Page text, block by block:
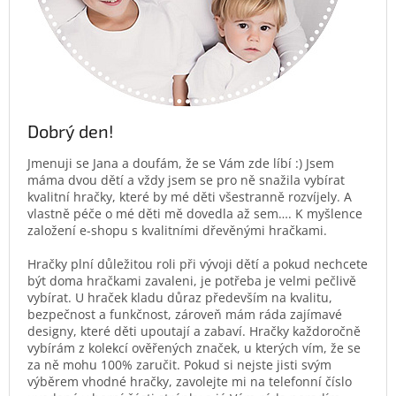
Dobrý den!
Jmenuji se Jana a doufám, že se Vám zde líbí :) Jsem
máma dvou dětí a vždy jsem se pro ně snažila vybírat
kvalitní hračky, které by mé děti všestranně rozvíjely. A
vlastně péče o mé děti mě dovedla až sem…. K myšlence
založení e-shopu s kvalitními dřevěnými hračkami.
Hračky plní důležitou roli při vývoji dětí a pokud nechcete
být doma hračkami zavaleni, je potřeba je velmi pečlivě
vybírat. U hraček kladu důraz především na kvalitu,
bezpečnost a funkčnost, zároveň mám ráda zajímavé
designy, které děti upoutají a zabaví. Hračky každoročně
vybírám z kolekcí ověřených značek, u kterých vím, že se
za ně mohu 100% zaručit. Pokud si nejste jisti svým
výběrem vhodné hračky, zavolejte mi na telefonní číslo